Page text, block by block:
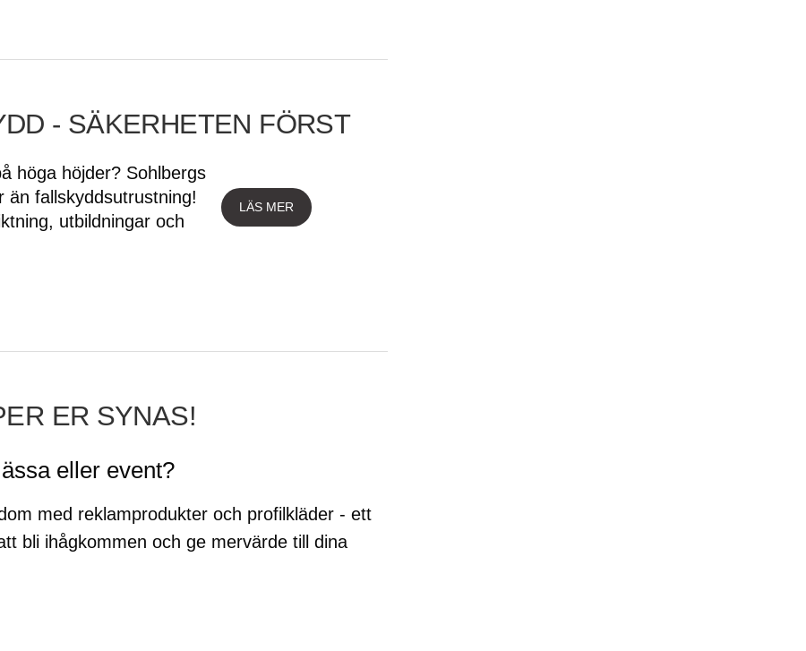
- SÄKERHETEN FÖRST
höga höjder? Sohlbergs
än fallskyddsutrustning!
utbildningar och
LÄS MER
ER SYNAS!
eller event?
med reklamprodukter och profilkläder - ett
bli ihågkommen och ge mervärde till dina